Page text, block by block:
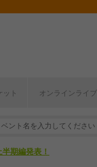
ット オンラインライブ
こから！
期編発表！